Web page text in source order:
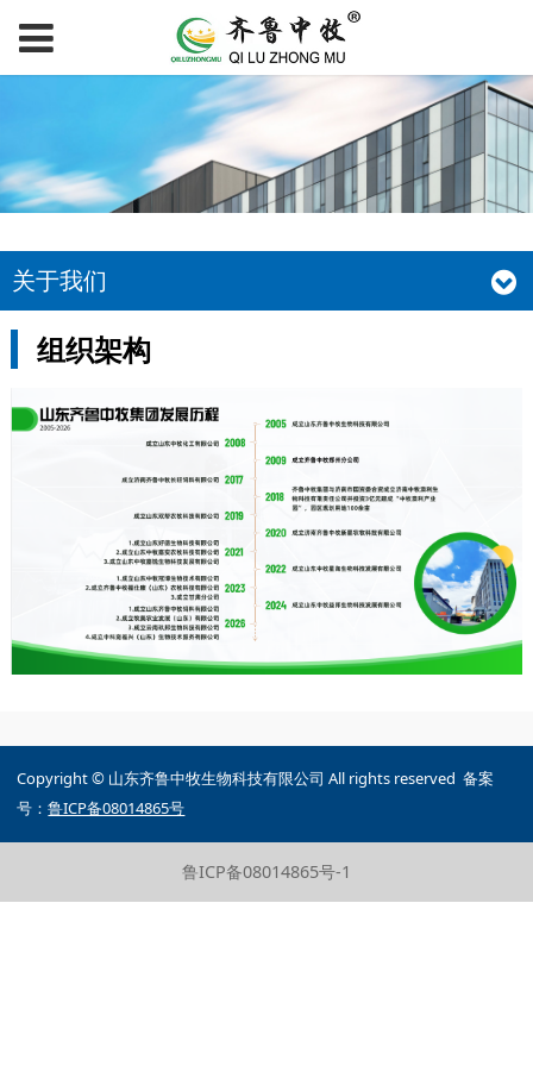
关于我们
组织架构
Copyright © 山东齐鲁中牧生物科技有限公司 All rights reserved 备案
号：鲁ICP备08014865号
鲁ICP备08014865号-1